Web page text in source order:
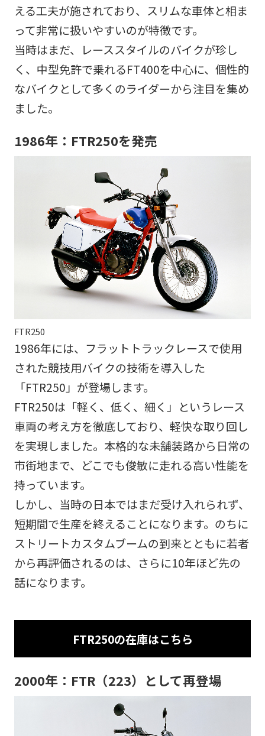
える工夫が施されており、スリムな車体と相ま
って非常に扱いやすいのが特徴です。
当時はまだ、レーススタイルのバイクが珍し
く、中型免許で乗れるFT400を中心に、個性的
なバイクとして多くのライダーから注目を集め
ました。
1986年：FTR250を発売
FTR250
1986年には、フラットトラックレースで使用
された競技用バイクの技術を導入した
「FTR250」が登場します。
FTR250は「軽く、低く、細く」というレース
車両の考え方を徹底しており、軽快な取り回し
を実現しました。本格的な未舗装路から日常の
市街地まで、どこでも俊敏に走れる高い性能を
持っています。
しかし、当時の日本ではまだ受け入れられず、
短期間で生産を終えることになります。のちに
ストリートカスタムブームの到来とともに若者
から再評価されるのは、さらに10年ほど先の
話になります。
FTR250の在庫はこちら
2000年：FTR（223）として再登場